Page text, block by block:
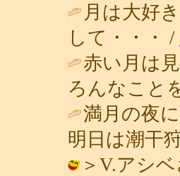
月は大好
して・・・ /
赤い月は
ろんなこと
満月の夜
明日は潮干
＞V.アシ